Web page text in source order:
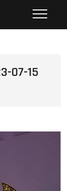
EMPRESARIAL
07-15